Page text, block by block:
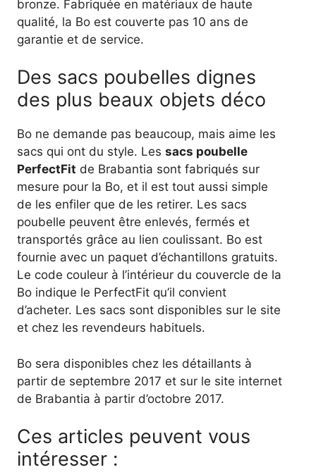
bronze. Fabriquée en matériaux de haute
qualité, la Bo est couverte pas 10 ans de
garantie et de service.
Des sacs poubelles dignes
des plus beaux objets déco
Bo ne demande pas beaucoup, mais aime les
sacs qui ont du style. Lessacs poubelle
PerfectFit de Brabantia sont fabriqués sur
mesure pour la Bo, et il est tout aussi simple
de les enfiler que de les retirer. Les sacs
poubelle peuvent être enlevés, fermés et
transportés grâce au lien coulissant. Bo est
fournie avec un paquet d’échantillons gratuits.
Le code couleur à l’intérieur du couvercle de la
Bo indique le PerfectFit qu’il convient
d’acheter. Les sacs sont disponibles sur le site
et chez les revendeurs habituels.
Bo sera disponibles chez les détaillants à
partir de septembre 2017 et sur le site internet
de Brabantia à partir d’octobre 2017.
Ces articles peuvent vous
intéresser :